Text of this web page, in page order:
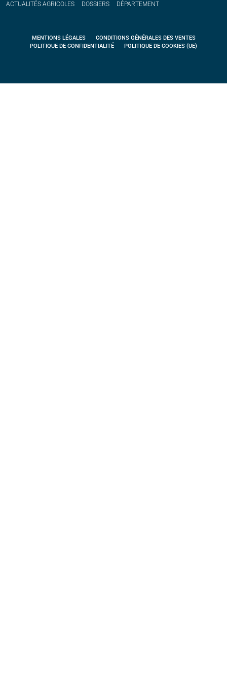
ACTUALITÉS AGRICOLES DOSSIERS DÉPARTEMENT
MENTIONS LÉGALES
CONDITIONS GÉNÉRALES DES VENTES
POLITIQUE DE CONFIDENTIALITÉ
POLITIQUE DE COOKIES (UE)